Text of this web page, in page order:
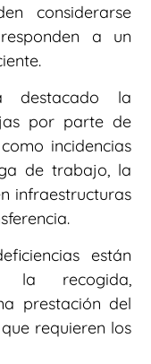
considerarse
a un
destacado la
por parte de
incidencias
de trabajo, la
infraestructuras
están
la recogida,
prestación del
requieren los